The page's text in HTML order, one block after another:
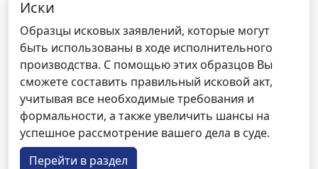
Иски
Образцы исковых заявлений, которые могут
быть использованы в ходе исполнительного
производства. С помощью этих образцов Вы
сможете составить правильный исковой акт,
учитывая все необходимые требования и
формальности, а также увеличить шансы на
успешное рассмотрение вашего дела в суде.
Перейти в раздел